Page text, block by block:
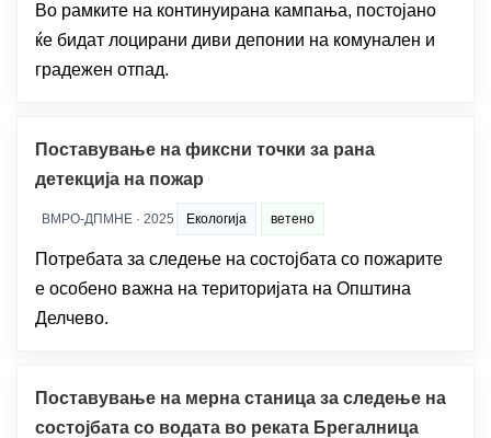
Во рамките на континуирана кампања, постојано
ќе бидат лоцирани диви депонии на комунален и
градежен отпад.
Поставување на фиксни точки за рана
детекција на пожар
ВМРО-ДПМНЕ · 2025 Екологија ветено
Потребата за следење на состојбата со пожарите
е особено важна на територијата на Општина
Делчево.
Поставување на мерна станица за следење на
состојбата со водата во реката Брегалница